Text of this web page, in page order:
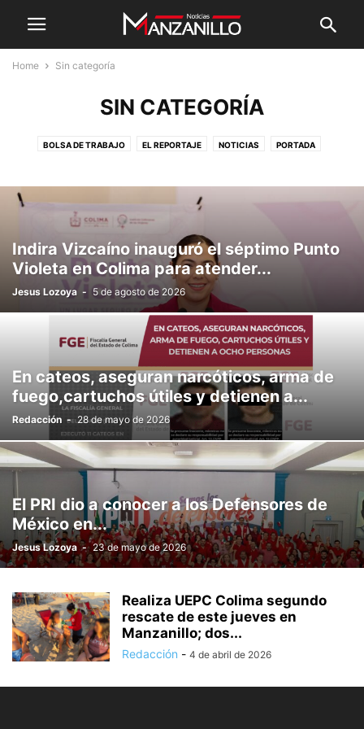
Home Sin categoría
SIN CATEGORÍA
BOLSA DE TRABAJO EL REPORTAJE NOTICIAS PORTADA
Indira Vizcaíno inauguró el séptimo Punto
Violeta en Colima para atender...
Jesus Lozoya - 5 de agosto de 2026
En cateos, aseguran narcóticos, arma de
fuego,cartuchos útiles y detienen a...
Redacción - 28 de mayo de 2026
El PRI dio a conocer a los Defensores de
México en...
Jesus Lozoya - 23 de mayo de 2026
Realiza UEPC Colima segundo
rescate de este jueves en
Manzanillo; dos...
Redacción - 4 de abril de 2026